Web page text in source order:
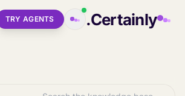
Certainly.
TRY AGENTS